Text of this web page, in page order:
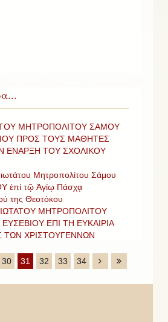
ΜΗΤΡΟΠΟΛΙΤΟΥ ΣΑΜΟΥ
ΠΡΟΣ ΤΟΥΣ ΜΑΘΗΤΕΣ
ΕΝΑΡΞΗ ΤΟΥ ΣΧΟΛΙΚΟΥ
Μητροπολίτου Σάμου
ἐπί τῷ Ἁγίῳ Πάσχᾳ
της Θεοτόκου
ΜΗΤΡΟΠΟΛΙΤΟΥ
ΕΠΙ ΤΗ ΕΥΚΑΙΡΙΑ
ΧΡΙΣΤΟΥΓΕΝΝΩΝ
30 31 32 33 34